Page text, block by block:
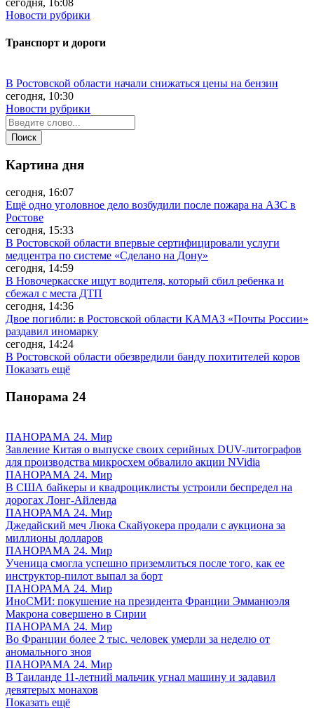
сегодня, 16:08
Новости рубрики
Транспорт и дороги
В Ростовской области начали снижаться цены на бензин
сегодня, 10:30
Новости рубрики
Картина дня
сегодня, 16:07
Ещё одно уголовное дело возбудили после пожара на АЗС в
Ростове
сегодня, 15:33
В Ростовской области впервые сертифицировали услуги
медцентра по системе «Сделано на Дону»
сегодня, 14:59
В Новочеркасске ищут водителя, который сбил ребенка и
сбежал с места ДТП
сегодня, 14:36
Двое погибли: в Ростовской области КАМАЗ «Почты России»
раздавил иномарку
сегодня, 14:24
В Ростовской области обезвредили банду похитителей коров
Показать ещё
Панорама 24
ПАНОРАМА 24. Мир
Завление Китая о выпуске своих серийных DUV-литографов
для производства микросхем обвалило акции NVidia
ПАНОРАМА 24. Мир
В США байкеры и квадроциклисты устроили беспредел на
дорогах Лонг-Айленда
ПАНОРАМА 24. Мир
Джедайский меч Люка Скайуокера продали с аукциона за
миллионы долларов
ПАНОРАМА 24. Мир
Ученица смогла успешно приземлиться после того, как ее
инструктор-пилот выпал за борт
ПАНОРАМА 24. Мир
ИноСМИ: покушение на президента Франции Эмманюэля
Макрона совершено в Сирии
ПАНОРАМА 24. Мир
Во Франции более 2 тыс. человек умерли за неделю от
аномального зноя
ПАНОРАМА 24. Мир
В Таиланде 11-летний мальчик угнал машину и задавил
девятерых монахов
Показать ещё